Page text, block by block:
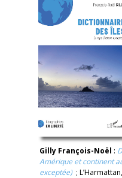
Gilly François-Noël :
Amérique et continent
exceptée) ;